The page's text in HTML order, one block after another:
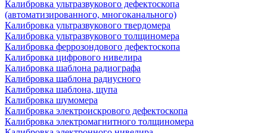
Калибровка ультразвукового дефектоскопа
(автоматизированного, многоканального)
Калибровка ультразвукового твердомера
Калибровка ультразвукового толщиномера
Калибровка феррозондового дефектоскопа
Калибровка цифрового нивелира
Калибровка шаблона радиографа
Калибровка шаблона радиусного
Калибровка шаблона, щупа
Калибровка шумомера
Калибровка электроискрового дефектоскопа
Калибровка электромагнитного толщиномера